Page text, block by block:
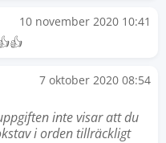
10 november 2020 10:41
7 oktober 2020 08:54
inte visar att du
i orden tillräckligt